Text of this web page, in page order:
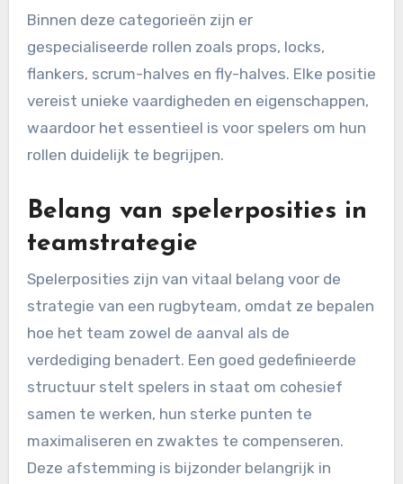
Binnen deze categorieën zijn er
gespecialiseerde rollen zoals props, locks,
flankers, scrum-halves en fly-halves. Elke positie
vereist unieke vaardigheden en eigenschappen,
waardoor het essentieel is voor spelers om hun
rollen duidelijk te begrijpen.
Belang van spelerposities in
teamstrategie
Spelerposities zijn van vitaal belang voor de
strategie van een rugbyteam, omdat ze bepalen
hoe het team zowel de aanval als de
verdediging benadert. Een goed gedefinieerde
structuur stelt spelers in staat om cohesief
samen te werken, hun sterke punten te
maximaliseren en zwaktes te compenseren.
Deze afstemming is bijzonder belangrijk in